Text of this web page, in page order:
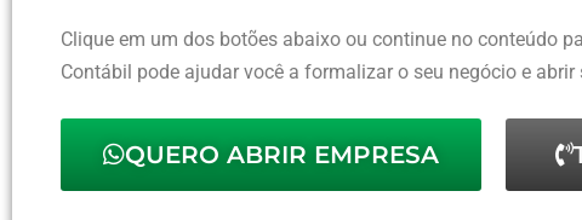
Clique em um dos botões abaixo ou continue no conteúdo
Contábil pode ajudar você a formalizar o seu negócio e
QUERO ABRIR EMPRESA